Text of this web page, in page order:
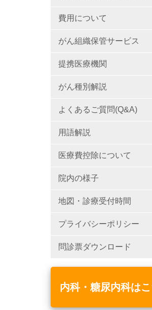
費用について
がん組織保管サービス
提携医療機関
がん種別解説
よくあるご質問(Q&A)
用語解説
医療費控除について
院内の様子
地図・診療受付時間
プライバシーポリシー
問診票ダウンロード
内科・糖尿内科は